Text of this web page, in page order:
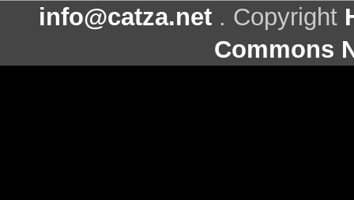
info@catza.net . Copyright
Commons